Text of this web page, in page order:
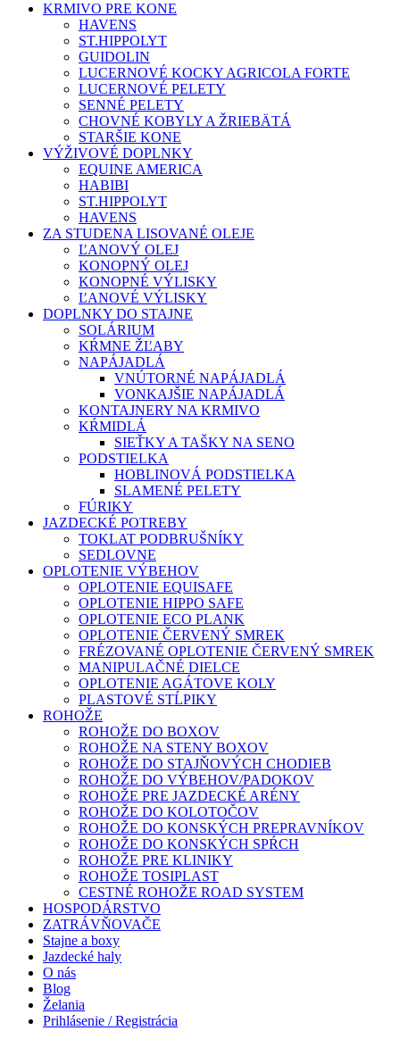
KRMIVO PRE KONE
HAVENS
ST.HIPPOLYT
GUIDOLIN
LUCERNOVÉ KOCKY AGRICOLA FORTE
LUCERNOVÉ PELETY
SENNÉ PELETY
CHOVNÉ KOBYLY A ŽRIEBÄTÁ
STARŠIE KONE
VÝŽIVOVÉ DOPLNKY
EQUINE AMERICA
HABIBI
ST.HIPPOLYT
HAVENS
ZA STUDENA LISOVANÉ OLEJE
ĽANOVÝ OLEJ
KONOPNÝ OLEJ
KONOPNÉ VÝLISKY
ĽANOVÉ VÝLISKY
DOPLNKY DO STAJNE
SOLÁRIUM
KŔMNE ŽĽABY
NAPÁJADLÁ
VNÚTORNÉ NAPÁJADLÁ
VONKAJŠIE NAPÁJADLÁ
KONTAJNERY NA KRMIVO
KŔMIDLÁ
SIEŤKY A TAŠKY NA SENO
PODSTIELKA
HOBLINOVÁ PODSTIELKA
SLAMENÉ PELETY
FÚRIKY
JAZDECKÉ POTREBY
TOKLAT PODBRUŠNÍKY
SEDLOVNE
OPLOTENIE VÝBEHOV
OPLOTENIE EQUISAFE
OPLOTENIE HIPPO SAFE
OPLOTENIE ECO PLANK
OPLOTENIE ČERVENÝ SMREK
FRÉZOVANÉ OPLOTENIE ČERVENÝ SMREK
MANIPULAČNÉ DIELCE
OPLOTENIE AGÁTOVE KOLY
PLASTOVÉ STĹPIKY
ROHOŽE
ROHOŽE DO BOXOV
ROHOŽE NA STENY BOXOV
ROHOŽE DO STAJŇOVÝCH CHODIEB
ROHOŽE DO VÝBEHOV/PADOKOV
ROHOŽE PRE JAZDECKÉ ARÉNY
ROHOŽE DO KOLOTOČOV
ROHOŽE DO KONSKÝCH PREPRAVNÍKOV
ROHOŽE DO KONSKÝCH SPŔCH
ROHOŽE PRE KLINIKY
ROHOŽE TOSIPLAST
CESTNÉ ROHOŽE ROAD SYSTEM
HOSPODÁRSTVO
ZATRÁVŇOVAČE
Stajne a boxy
Jazdecké haly
O nás
Blog
Želania
Prihlásenie / Registrácia